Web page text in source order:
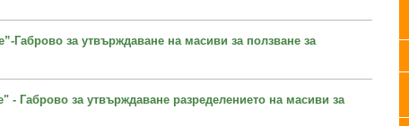
Габрово за утвърждаване на масиви за ползване за
- Габрово за утвърждаване разределението на масиви за